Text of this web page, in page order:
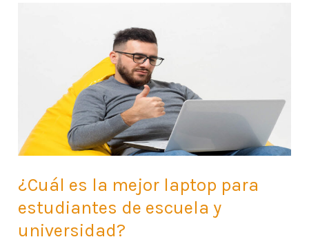
¿Cuál es la mejor laptop para
estudiantes de escuela y
universidad?
estudiantes
de
y
universidad?